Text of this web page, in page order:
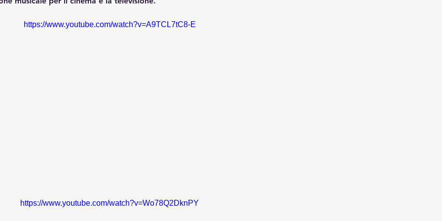
https://www.youtube.com/watch?v=A9TCL7tC8-E
https://www.youtube.com/watch?v=Wo78Q2DknPY